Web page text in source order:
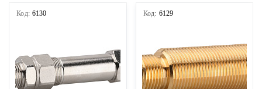
Код: 6130 Код: 6129